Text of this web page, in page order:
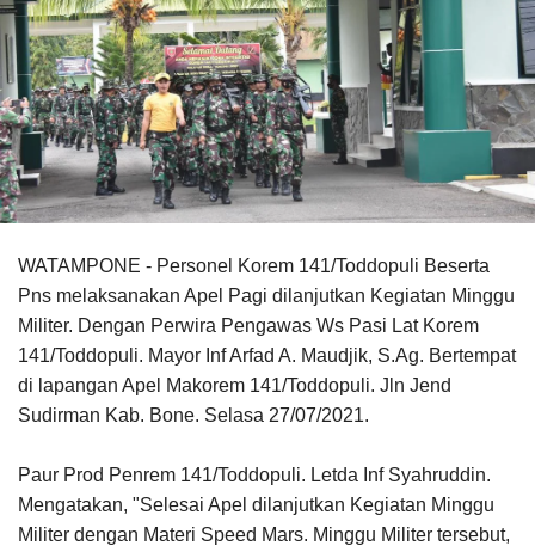
WATAMPONE - Personel Korem 141/Toddopuli Beserta
Pns melaksanakan Apel Pagi dilanjutkan Kegiatan Minggu
Militer. Dengan Perwira Pengawas Ws Pasi Lat Korem
141/Toddopuli. Mayor Inf Arfad A. Maudjik, S.Ag. Bertempat
di lapangan Apel Makorem 141/Toddopuli. Jln Jend
Sudirman Kab. Bone. Selasa 27/07/2021.
Paur Prod Penrem 141/Toddopuli. Letda Inf Syahruddin.
Mengatakan, "Selesai Apel dilanjutkan Kegiatan Minggu
Militer dengan Materi Speed Mars. Minggu Militer tersebut,